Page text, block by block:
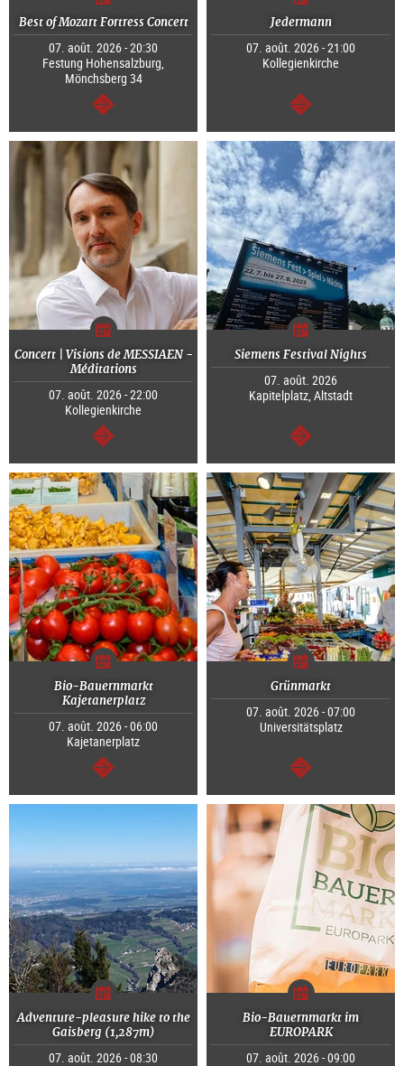
Best of Mozart Fortress Concert
07. août. 2026 - 20:30
Festung Hohensalzburg,
Mönchsberg 34
Continuer
Jedermann
07. août. 2026 - 21:00
Kollegienkirche
Continuer
Concert | Visions de MESSIAEN -
Méditations
07. août. 2026 - 22:00
Kollegienkirche
Continuer
Siemens Festival Nights
07. août. 2026
Kapitelplatz, Altstadt
Continuer
Bio-Bauernmarkt
Kajetanerplatz
07. août. 2026 - 06:00
Kajetanerplatz
Continuer
Grünmarkt
07. août. 2026 - 07:00
Universitätsplatz
Continuer
Adventure-pleasure hike to the
Gaisberg (1,287m)
07. août. 2026 - 08:30
Bio-Bauernmarkt im
EUROPARK
07. août. 2026 - 09:00